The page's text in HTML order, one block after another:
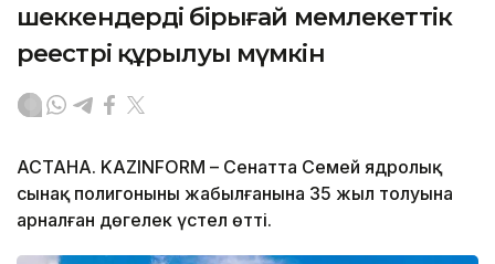
шеккендердің бірыңғай мемлекеттік
реестрі құрылуы мүмкін
АСТАНА. KAZINFORM – Сенатта Семей ядролық
сынақ полигонының жабылғанына 35 жыл толуына
арналған дөңгелек үстел өтті.